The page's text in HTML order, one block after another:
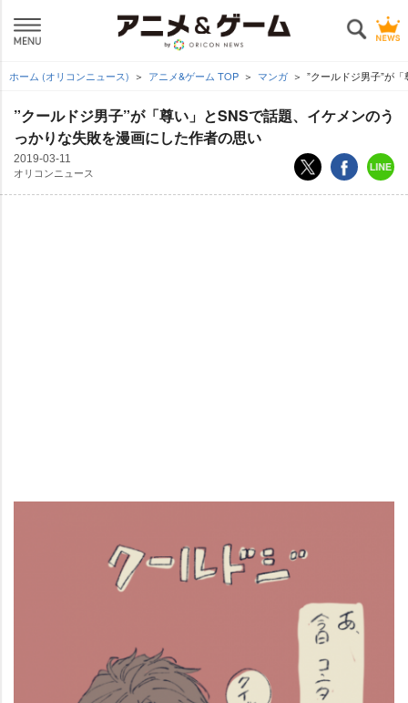
ホーム (オリコンニュース) アニメ&ゲーム TOP マンガ ”クールドジ男子”が
”クールドジ男子”が「尊い」とSNSで話題、イケメンのう
っかりな失敗を漫画にした作者の思い
2019-03-11
オリコンニュース